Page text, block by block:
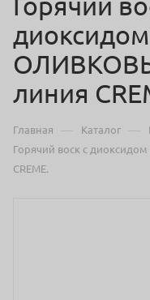
диоксидом
линия
Главная — Каталог —
Горячий воск с
CREMЕ.